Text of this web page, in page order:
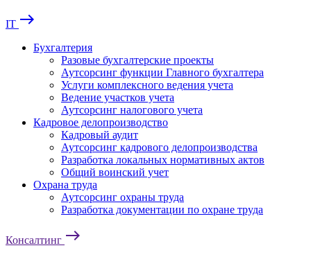
IT east
Бухгалтерия
Разовые бухгалтерские проекты
Аутсорсинг функции Главного бухгалтера
Услуги комплексного ведения учета
Ведение участков учета
Аутсорсинг налогового учета
Кадровое делопроизводство
Кадровый аудит
Аутсорсинг кадрового делопроизводства
Разработка локальных нормативных актов
Общий воинский учет
Охрана труда
Аутсорсинг охраны труда
Разработка документации по охране труда
Консалтинг east